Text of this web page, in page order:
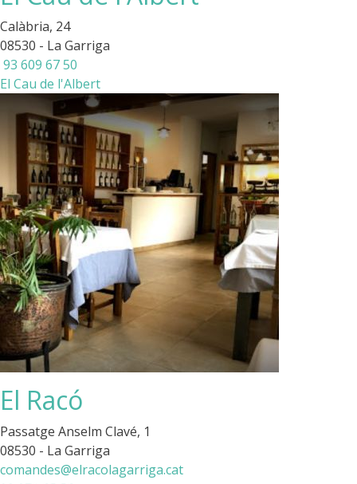
Calàbria, 24
08530 - La Garriga
93 609 67 50
El Cau de l'Albert
El Racó
Passatge Anselm Clavé, 1
08530 - La Garriga
comandes@elracolagarriga.cat